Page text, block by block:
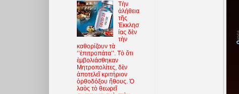
Τὴν
ἀλήθεια
τῆς
Ἐκκλησ
ίας δὲν
τὴν
καθορίζουν τὰ
‘’ἐπιτροπάτα’’. Τὸ ὅτι
ἐμβολιάσθηκαν
Μητροπολίτες, δὲν
ἀποτελεῖ κριτήριον
ὀρθοδόξου ἤθους. Ὁ
λαὸς τὸ θεωρεῖ